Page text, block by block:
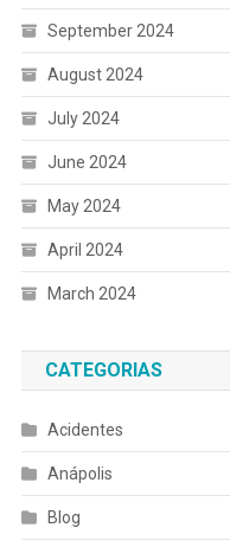
September 2024
August 2024
July 2024
June 2024
May 2024
April 2024
March 2024
CATEGORIAS
Acidentes
Anápolis
Blog